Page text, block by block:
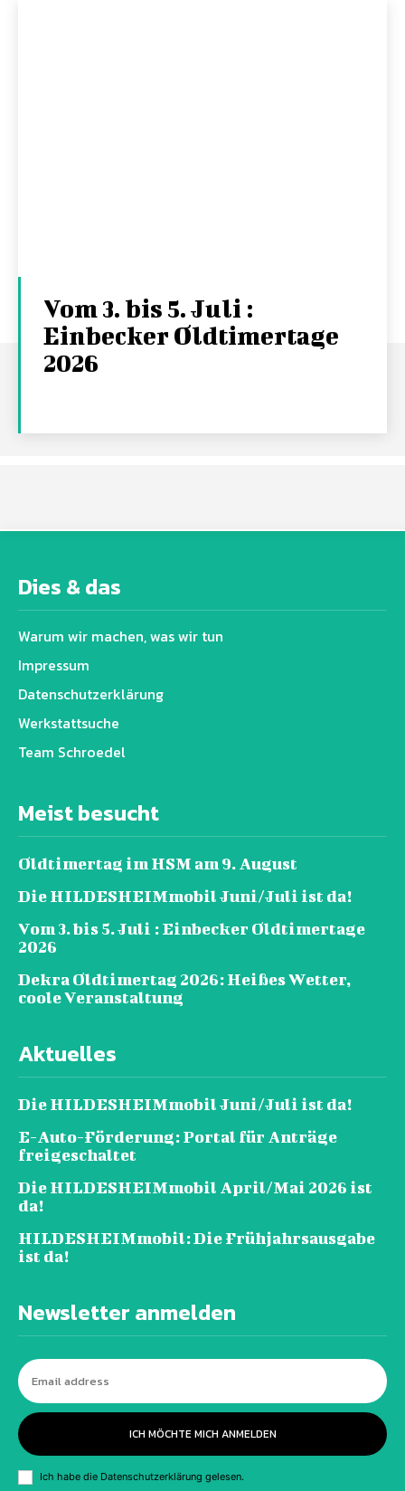
Vom 3. bis 5. Juli :
Einbecker Oldtimertage
2026
Dies & das
Warum wir machen, was wir tun
Impressum
Datenschutz­erklärung
Werkstattsuche
Team Schroedel
Meist besucht
Oldtimertag im HSM am 9. August
Die HILDESHEIMmobil Juni/Juli ist da!
Vom 3. bis 5. Juli : Einbecker Oldtimertage
2026
Dekra Oldtimertag 2026: Heißes Wetter,
coole Veranstaltung
Aktuelles
Die HILDESHEIMmobil Juni/Juli ist da!
E-Auto-Förderung: Portal für Anträge
freigeschaltet
Die HILDESHEIMmobil April/Mai 2026 ist
da!
HILDESHEIMmobil: Die Frühjahrsausgabe
ist da!
Newsletter anmelden
ICH MÖCHTE MICH ANMELDEN
Ich habe die Datenschutzerklärung gelesen.